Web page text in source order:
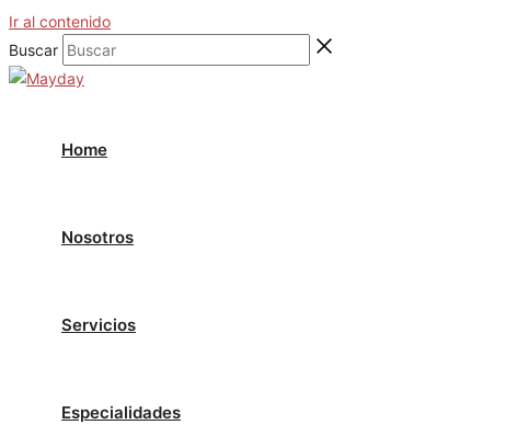
Ir al contenido
Buscar
Home
Nosotros
Servicios
Especialidades